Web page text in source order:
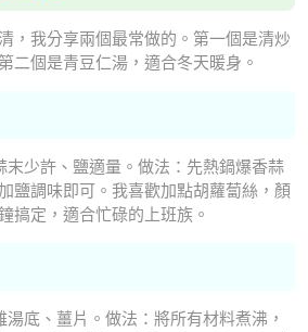
，我分享兩個最常做的。第一個是清炒
二個是青豆仁湯，適合冬天暖身。
末少許、鹽適量。做法：先熱鍋爆香蒜
鹽調味即可。我喜歡加點胡蘿蔔絲，顏
搞定，適合忙碌的上班族。
底、薑片。做法：將所有材料煮沸，